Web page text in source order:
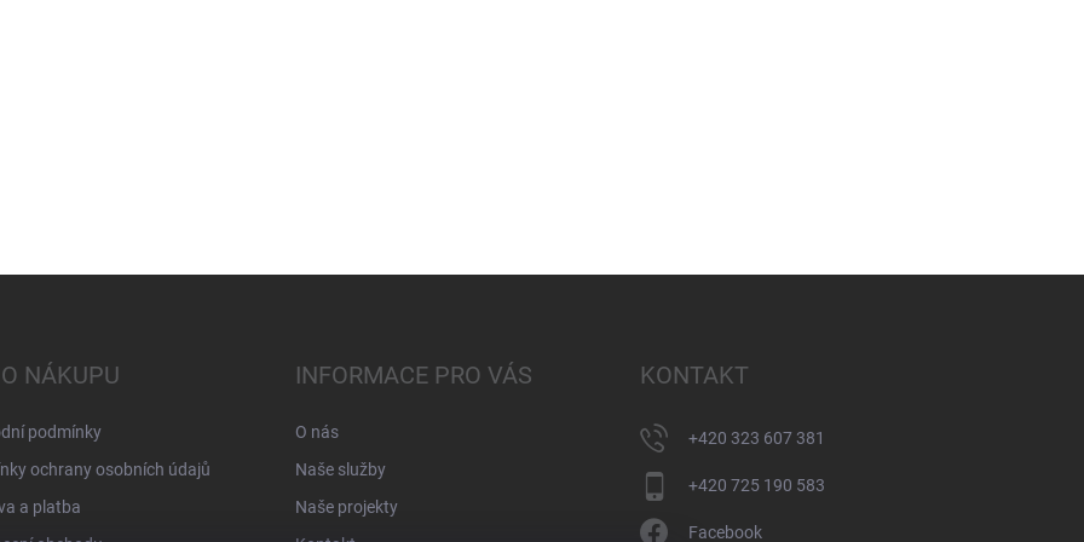
NÁKUPU
podmínky
ochrany osobních údajů
a platba
INFORMACE PRO VÁS
O nás
Naše služby
Naše projekty
KONTAKT
+420 323 607 381
+420 725 190 583
Facebook